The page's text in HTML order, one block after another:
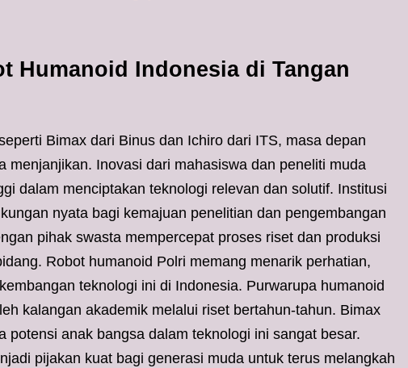
Humanoid Indonesia di Tangan
Bimax dari Binus dan Ichiro dari ITS, masa depan
menjanjikan. Inovasi dari mahasiswa dan peneliti muda
dalam menciptakan teknologi relevan dan solutif. Institusi
nyata bagi kemajuan penelitian dan pengembangan
pihak swasta mempercepat proses riset dan produksi
Robot humanoid Polri memang menarik perhatian,
teknologi ini di Indonesia. Purwarupa humanoid
kalangan akademik melalui riset bertahun-tahun. Bimax
potensi anak bangsa dalam teknologi ini sangat besar.
pijakan kuat bagi generasi muda untuk terus melangkah